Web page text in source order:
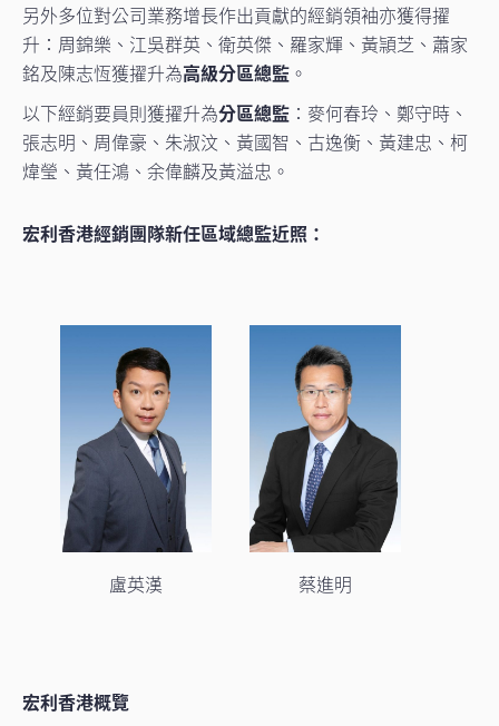
另外多位對公司業務增長作出貢獻的經銷領袖亦獲得擢
升：周錦樂、江吳群英、衛英傑、羅家輝、黃頴芝、蕭家
銘及陳志恆獲擢升為高級分區總監 。
以下經銷要員則獲擢升為分區總監 ：麥何春玲、鄭守時、
張志明、周偉豪、朱淑汶、黃國智、古逸衡、黃建忠、柯
煒瑩、黃任鴻、余偉麟及黃溢忠。
宏利香港經銷團隊新任區域總監近照：
盧英漢 蔡進明
宏利香港概覽